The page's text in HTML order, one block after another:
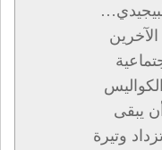
يبقى
وتيرة